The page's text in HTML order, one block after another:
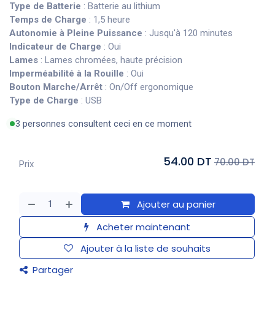
Type de Batterie : Batterie au lithium
Temps de Charge : 1,5 heure
Autonomie à Pleine Puissance : Jusqu'à 120 minutes
Indicateur de Charge : Oui
Lames : Lames chromées, haute précision
Imperméabilité à la Rouille : Oui
Bouton Marche/Arrêt : On/Off ergonomique
Type de Charge : USB
3 personnes consultent ceci en ce moment
Ajouter au panier
Acheter maintenant
Ajouter à la liste de souhaits
Partager
Prix 54.00 DT 70.00 DT